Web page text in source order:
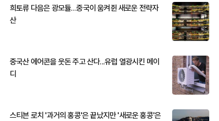
희토류 다음은 광모듈…중국이 움켜쥔 새로운 전략자
산
중국산 에어콘을 웃돈 주고 산다...유럽 열광시킨 메이
디
스티븐 로치 '과거의 홍콩'은 끝났지만 '새로운 홍콩'은